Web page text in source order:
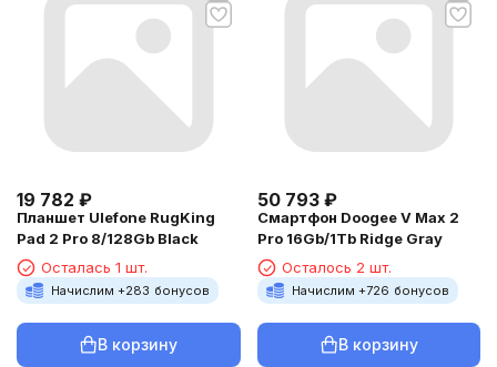
19 782 ₽
Планшет Ulefone RugKing
Pad 2 Pro 8/128Gb Black
Осталась 1 шт.
Начислим +283 бонусов
В корзину
50 793 ₽
Смартфон Doogee V Max 2
Pro 16Gb/1Tb Ridge Gray
Осталось 2 шт.
Начислим +726 бонусов
В корзину